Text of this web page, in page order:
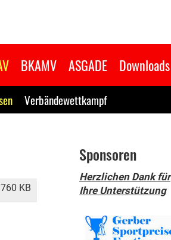
BKAMV ASGADE Downloads
Verbändewettkampf
760 KB
Sponsoren
Herzlichen Dank für
Ihre Unterstützung